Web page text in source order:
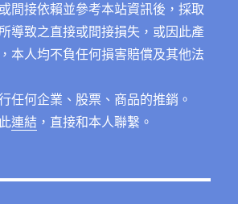
間接依賴並參考本站資訊後，採取
導致之直接或間接損失，或因此產
本人均不負任何損害賠償及其他法
任何企業、股票、商品的推銷。
連結 ，直接和本人聯繫。